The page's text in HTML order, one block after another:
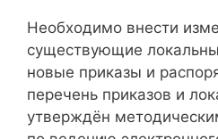
Необходимо внести
существующие
новые приказы и
перечень приказов и
утверждён